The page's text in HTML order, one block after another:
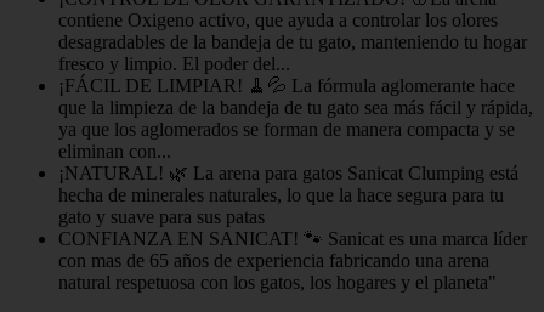
contiene Oxigeno activo, que ayuda a controlar los olores
desagradables de la bandeja de tu gato, manteniendo tu hogar
fresco y limpio. El poder del...
¡FÁCIL DE LIMPIAR! 🧹💦 La fórmula aglomerante hace
que la limpieza de la bandeja de tu gato sea más fácil y rápida,
ya que los aglomerados se forman de manera compacta y se
eliminan con...
¡NATURAL! 🌿 La arena para gatos Sanicat Clumping está
hecha de minerales naturales, lo que la hace segura para tu
gato y suave para sus patas
CONFIANZA EN SANICAT! 🐾 Sanicat es una marca líder
con mas de 65 años de experiencia fabricando una arena
natural respetuosa con los gatos, los hogares y el planeta"